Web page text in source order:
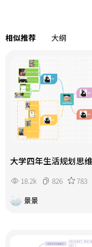
座
博
山，
交
赏壮
友
气
水
小
鼻
油茶
及
宁
宁
博览
山
族
力
筑
夜
筏
（
相似推荐 大纲
大学四年生活规划思
18.2k 826 783
景景